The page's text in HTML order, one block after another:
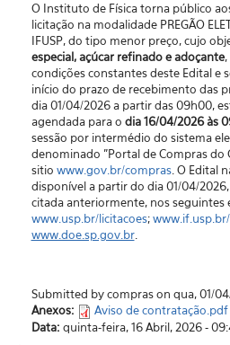
O Instituto de Física torna público
licitação na modalidade PREGÃO
IFUSP, do tipo menor preço, cujo
especial, açúcar refinado e adoçante,
condições constantes deste Edital e
início do prazo de recebimento das
dia 01/04/2026 a partir das 09h00,
agendada para o dia 16/04/2026 às
sessão por intermédio do sistema
denominado "Portal de Compras do
sitio www.gov.br/compras. O Edital
disponível a partir do dia 01/04/
citada anteriormente, nos seguintes
www.usp.br/licitacoes;
www.doe.sp.gov.br.
Submitted by compras on qua, 01/04/
Anexos:
Aviso de contratação.pdf
Data: quinta-feira, 16 Abril, 2026 -